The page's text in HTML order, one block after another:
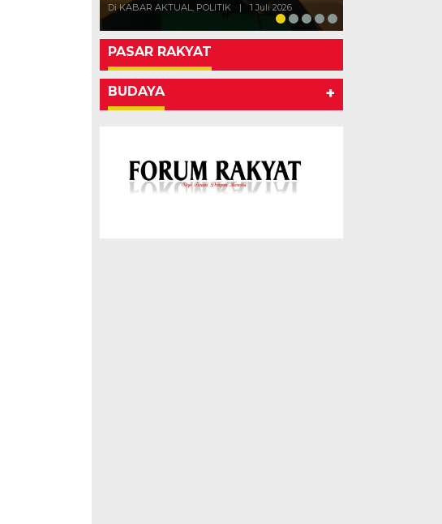
Di KABAR AKTUAL, POLITIK | 1 Juli 2026
PASAR RAKYAT
BUDAYA +